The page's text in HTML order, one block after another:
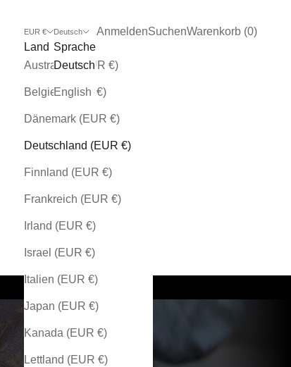
EUR €
Land
Australien (EUR €)
Belgien (EUR €)
Dänemark (EUR €)
Deutschland (EUR €)
Finnland (EUR €)
Frankreich (EUR €)
Irland (EUR €)
Israel (EUR €)
Italien (EUR €)
Japan (EUR €)
Kanada (EUR €)
Lettland (EUR €)
Deutsch
Sprache
Deutsch
English
Kundenkontoseite öffnen
AnmeldenSuche öffnen
SuchenWarenkorb öffnen
Warenkorb (0)